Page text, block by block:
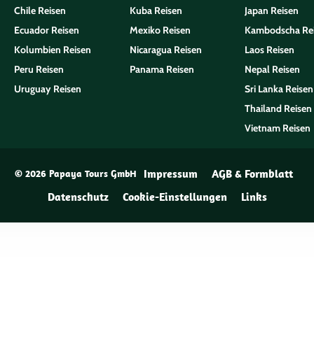
Chile Reisen
Ecuador Reisen
Kolumbien Reisen
Peru Reisen
Uruguay Reisen
Kuba Reisen
Mexiko Reisen
Nicaragua Reisen
Panama Reisen
Japan Reisen
Kambodscha
Laos Reisen
Nepal Reisen
Sri Lanka Reisen
Thailand Reisen
Vietnam Reisen
© 2026 Papaya Tours GmbH Impressum
AGB & Formblatt
Datenschutz
Cookie-Einstellungen Links